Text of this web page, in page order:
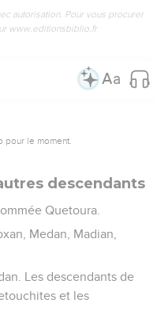
autorisation. Pour vous procurer
www.editionsbiblio.fr
le moment.
descendants
Quetoura.
Medan, Madian,
Les descendants de
et les